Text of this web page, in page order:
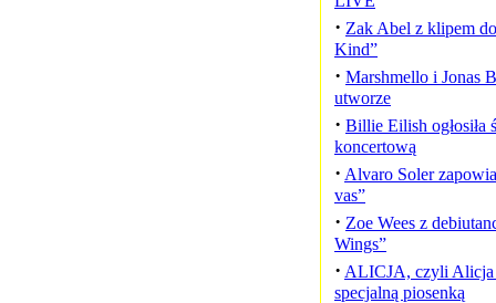
· Zak Abel z klipem
Kind”
· Marshmello i Jonas
utworze
· Billie Eilish ogłosiła
koncertową
· Alvaro Soler
vas”
· Zoe Wees z
Wings”
· ALICJA, czyli Alicja
specjalną piosenką